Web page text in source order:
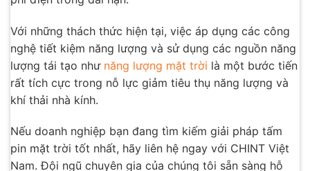
Với những thách thức hiện tại, việc áp dụng các công
nghệ tiết kiệm năng lượng và sử dụng các nguồn năng
lượng tái tạo như năng lượng mặt trời là một bước tiến
rất tích cực trong nỗ lực giảm tiêu thụ năng lượng và
khí thải nhà kính.
Nếu doanh nghiệp bạn đang tìm kiếm giải pháp tấm
pin mặt trời tốt nhất, hãy liên hệ ngay với CHINT Việt
Nam. Đội ngũ chuyên gia của chúng tôi sẵn sàng hỗ